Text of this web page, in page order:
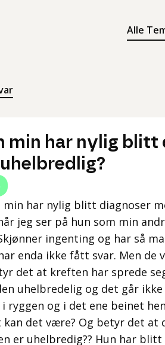
Alle
Søk
min har nylig
min har nylig blitt diagnoser
jeg ser på hun som min
ingenting og har så
enda ikke fått svar. Men de
det at kreften har sprede
uhelbredelig og det går
ryggen og i det ene beinet
det være? Og betyr det at
er uhelbredig?? Hun har